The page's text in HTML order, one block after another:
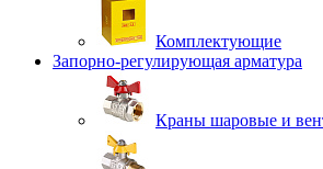
Комплектующие
Запорно-регулирующая арматура
Краны шаровые и